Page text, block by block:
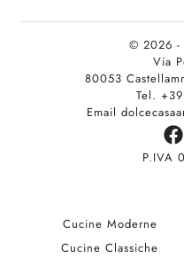
© 2026 -
Via
80053
Tel.
Email
P.IVA
Cucine Moderne
Cucine Classiche